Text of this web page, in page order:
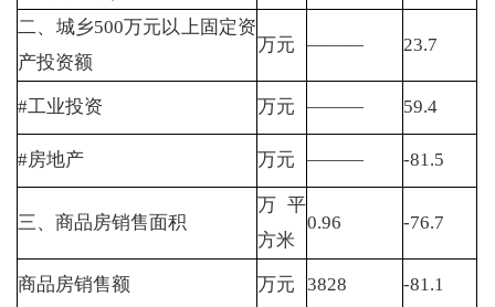
二、城乡500万元以上固定资
产投资额
万元 ——— 23.7
#工业投资 万元 ——— 59.4
#房地产 万元 ——— -81.5
三、商品房销售面积
万平
方米
0.96 -76.7
商品房销售额 万元 3828 -81.1